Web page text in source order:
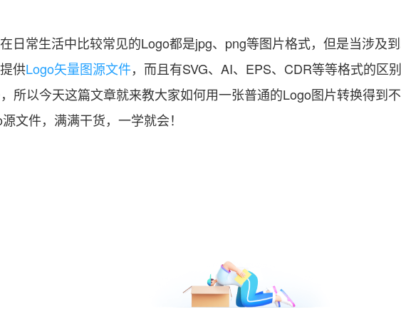
日常生活中比较常见的Logo都是jpg、png等图片格式，但是当涉及
供Logo矢量图源文件，而且有SVG、AI、EPS、CDR等等格式的区
所以今天这篇文章就来教大家如何用一张普通的Logo图片转换得到
文件，满满干货，一学就会！